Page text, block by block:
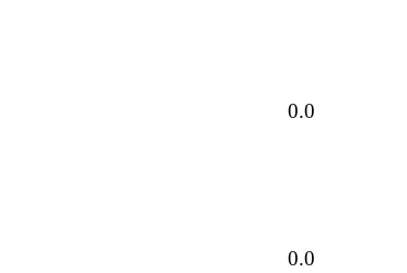
0.0
0.0